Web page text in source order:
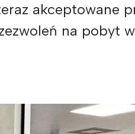
akceptowane
na pobyt w